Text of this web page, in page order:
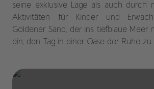
seine exklusive Lage als auch durch
Aktivitäten für Kinder und
Goldener Sand, der ins tiefblaue Meer
ein, den Tag in einer Oase der Ruhe zu